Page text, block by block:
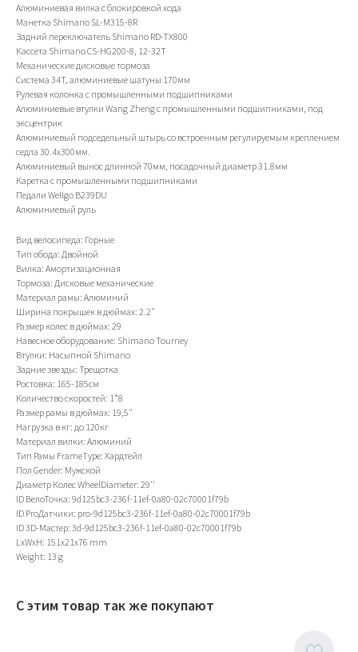
Алюминиевая вилка с блокировкой хода
Манетка Shimano SL-M315-8R
Задний переключатель Shimano RD-TX800
Кассета Shimano CS-HG200-8, 12-32T
Механические дисковые тормоза
Система 34T, алюминиевые шатуны 170мм
Рулевая колонка с промышленными подшипниками
Алюминиевые втулки Wang Zheng с промышленными подшипниками, под
эксцентрик
Алюминиевый подседельный штырь со встроенным регулируемым креплением
седла 30.4х300мм.
Алюминиевый вынос длинной 70мм, посадочный диаметр 31.8мм
Каретка с промышленными подшипниками
Педали WeIIgo B239DU
Алюминиевый руль
Вид велосипеда: Горные
Тип обода: Двойной
Вилка: Амортизационная
Тормоза: Дисковые механические
Материал рамы: Алюминий
Ширина покрышек в дюймах: 2.2"
Размер колес в дюймах: 29
Навесное оборудование: Shimano Tourney
Втулки: Насыпной Shimano
Задние звезды: Трещотка
Ростовка: 165-185см
Количество скоростей: 1*8
Размер рамы в дюймах: 19,5"
Нагрузка в кг: до 120кг
Материал вилки: Алюминий
Тип Рамы FrameType: Хардтейл
Пол Gender: Мужской
Диаметр Колес WheelDiameter: 29''
ID ВелоТочка: 9d125bc3-236f-11ef-0a80-02c70001f79b
ID ProДатчики: pro-9d125bc3-236f-11ef-0a80-02c70001f79b
ID 3D-Мастер: 3d-9d125bc3-236f-11ef-0a80-02c70001f79b
LxWxH: 151x21x76 mm
Weight: 13 g
С этим товар так же покупают